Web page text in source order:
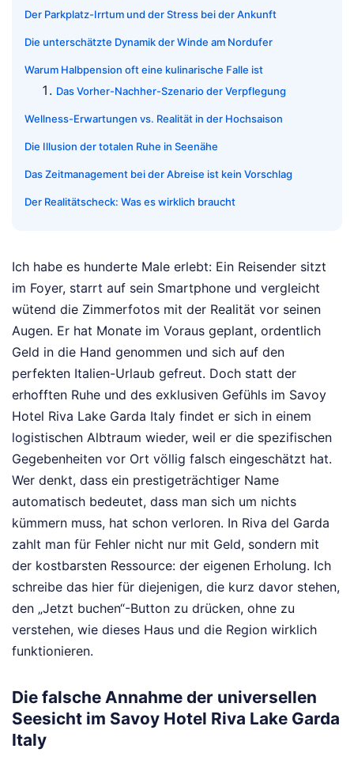
Der Parkplatz-Irrtum und der Stress bei der Ankunft
Die unterschätzte Dynamik der Winde am Nordufer
Warum Halbpension oft eine kulinarische Falle ist
Das Vorher-Nachher-Szenario der Verpflegung
Wellness-Erwartungen vs. Realität in der Hochsaison
Die Illusion der totalen Ruhe in Seenähe
Das Zeitmanagement bei der Abreise ist kein Vorschlag
Der Realitätscheck: Was es wirklich braucht
Ich habe es hunderte Male erlebt: Ein Reisender sitzt
im Foyer, starrt auf sein Smartphone und vergleicht
wütend die Zimmerfotos mit der Realität vor seinen
Augen. Er hat Monate im Voraus geplant, ordentlich
Geld in die Hand genommen und sich auf den
perfekten Italien-Urlaub gefreut. Doch statt der
erhofften Ruhe und des exklusiven Gefühls im Savoy
Hotel Riva Lake Garda Italy findet er sich in einem
logistischen Albtraum wieder, weil er die spezifischen
Gegebenheiten vor Ort völlig falsch eingeschätzt hat.
Wer denkt, dass ein prestigeträchtiger Name
automatisch bedeutet, dass man sich um nichts
kümmern muss, hat schon verloren. In Riva del Garda
zahlt man für Fehler nicht nur mit Geld, sondern mit
der kostbarsten Ressource: der eigenen Erholung. Ich
schreibe das hier für diejenigen, die kurz davor stehen,
den „Jetzt buchen“-Button zu drücken, ohne zu
verstehen, wie dieses Haus und die Region wirklich
funktionieren.
Die falsche Annahme der universellen
Seesicht im Savoy Hotel Riva Lake Garda
Italy